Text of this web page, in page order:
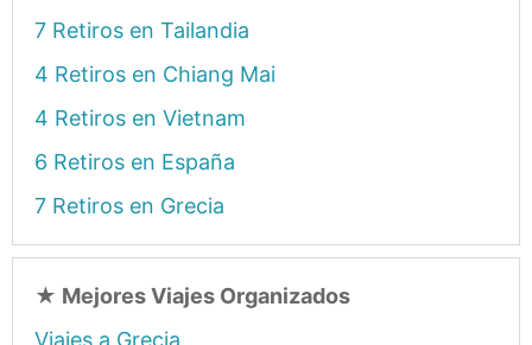
7 Retiros en Tailandia
4 Retiros en Chiang Mai
4 Retiros en Vietnam
6 Retiros en España
7 Retiros en Grecia
★ Mejores Viajes Organizados
Viajes a Grecia